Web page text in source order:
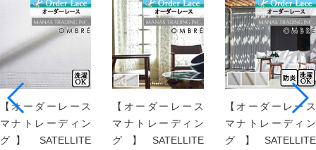
【オーダーレース
マナトレーディン
グ】 SATELLITE
【オーダーレース
マナトレーディン
グ】SATELLITE
【オーダーレース
マナトレーディン
グ】SATELLITE